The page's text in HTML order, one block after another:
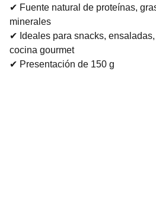
✔ Fuente natural de proteínas,
minerales
✔ Ideales para snacks,
cocina gourmet
✔ Presentación de 150 g